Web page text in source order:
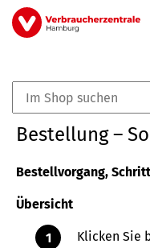
Direkt
zum
Bestellung –
Bestellvorgang,
Übersicht
Klicken Sie